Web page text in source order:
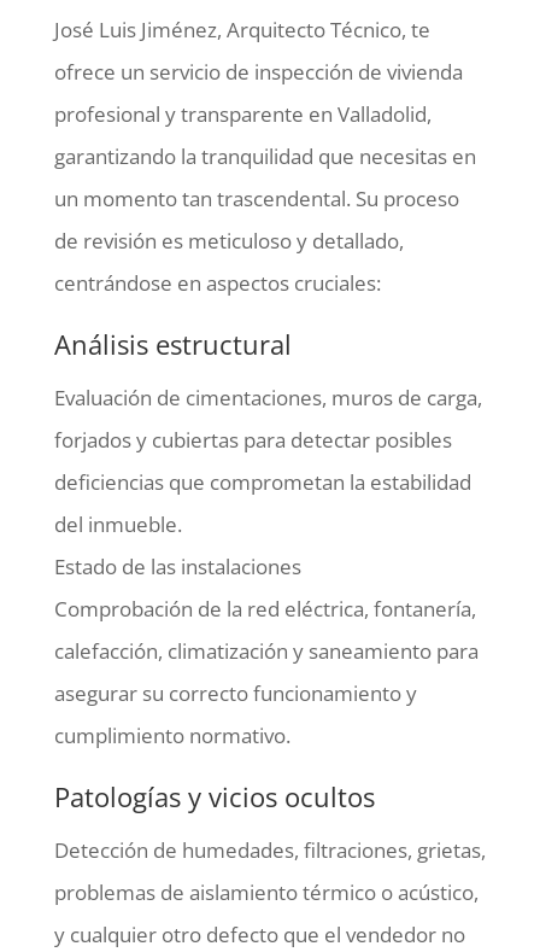
José Luis Jiménez, Arquitecto Técnico, te
ofrece un servicio de inspección de vivienda
profesional y transparente en Valladolid,
garantizando la tranquilidad que necesitas en
un momento tan trascendental. Su proceso
de revisión es meticuloso y detallado,
centrándose en aspectos cruciales:
Análisis estructural
Evaluación de cimentaciones, muros de carga,
forjados y cubiertas para detectar posibles
deficiencias que comprometan la estabilidad
del inmueble.
Estado de las instalaciones
Comprobación de la red eléctrica, fontanería,
calefacción, climatización y saneamiento para
asegurar su correcto funcionamiento y
cumplimiento normativo.
Patologías y vicios ocultos
Detección de humedades, filtraciones, grietas,
problemas de aislamiento térmico o acústico,
y cualquier otro defecto que el vendedor no